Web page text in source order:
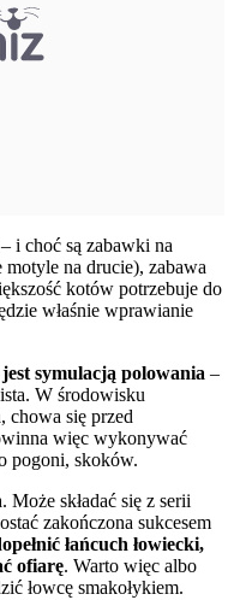
i choć są zabawki na
motyle na drucie), zabawa
kotów potrzebuje do
właśnie wprawianie
symulacją polowania –
W środowisku
chowa się przed
więc wykonywać
pogoni, skoków.
składać się z serii
zakończona sukcesem
łańcuch łowiecki,
ofiarę. Warto więc albo
łowcę smakołykiem.